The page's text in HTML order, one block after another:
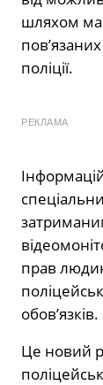
шляхом
поліції.
РЕКЛАМА
прав
обов’язків.
Це новий